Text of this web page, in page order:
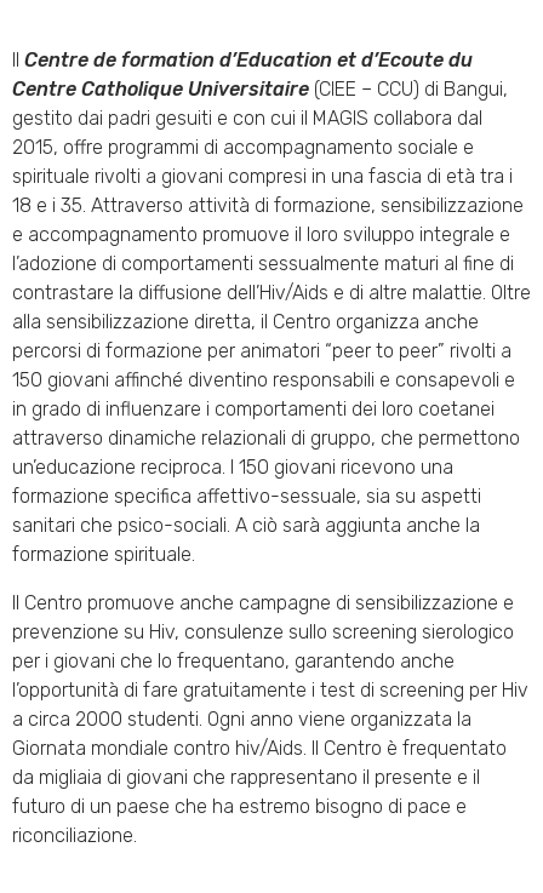
Il Centre de formation d’Education et d’Ecoute du
Centre Catholique Universitaire (CIEE – CCU) di Bangui,
gestito dai padri gesuiti e con cui il MAGIS collabora dal
2015, offre programmi di accompagnamento sociale e
spirituale rivolti a giovani compresi in una fascia di età tra i
18 e i 35. Attraverso attività di formazione, sensibilizzazione
e accompagnamento promuove il loro sviluppo integrale e
l’adozione di comportamenti sessualmente maturi al fine di
contrastare la diffusione dell’Hiv/Aids e di altre malattie. Oltre
alla sensibilizzazione diretta, il Centro organizza anche
percorsi di formazione per animatori “peer to peer” rivolti a
150 giovani affinché diventino responsabili e consapevoli e
in grado di influenzare i comportamenti dei loro coetanei
attraverso dinamiche relazionali di gruppo, che permettono
un’educazione reciproca. I 150 giovani ricevono una
formazione specifica affettivo-sessuale, sia su aspetti
sanitari che psico-sociali. A ciò sarà aggiunta anche la
formazione spirituale.
Il Centro promuove anche campagne di sensibilizzazione e
prevenzione su Hiv, consulenze sullo screening sierologico
per i giovani che lo frequentano, garantendo anche
l’opportunità di fare gratuitamente i test di screening per Hiv
a circa 2000 studenti. Ogni anno viene organizzata la
Giornata mondiale contro hiv/Aids. Il Centro è frequentato
da migliaia di giovani che rappresentano il presente e il
futuro di un paese che ha estremo bisogno di pace e
riconciliazione.